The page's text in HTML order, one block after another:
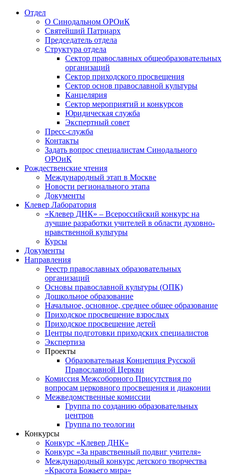
Отдел
О Синодальном ОРОиК
Святейший Патриарх
Председатель отдела
Структура отдела
Сектор православных общеобразовательных
организаций
Сектор приходского просвещения
Сектор основ православной культуры
Канцелярия
Сектор мероприятий и конкурсов
Юридическая служба
Экспертный совет
Пресс-служба
Контакты
Задать вопрос специалистам Синодального
ОРОиК
Рождественские чтения
Международный этап в Москве
Новости регионального этапа
Документы
Клевер Лаборатория
«Клевер ДНК» – Всероссийский конкурс на
лучшие разработки учителей в области духовно-
нравственной культуры
Курсы
Документы
Направления
Реестр православных образовательных
организаций
Основы православной культуры (ОПК)
Дошкольное образование
Начальное, основное, среднее общее образование
Приходское просвещение взрослых
Приходское просвещение детей
Центры подготовки приходских специалистов
Экспертиза
Проекты
Образовательная Концепция Русской
Православной Церкви
Комиссия Межсоборного Присутствия по
вопросам церковного просвещения и диаконии
Межведомственные комиссии
Группа по созданию образовательных
центров
Группа по теологии
Конкурсы
Конкурс «Клевер ДНК»
Конкурс «За нравственный подвиг учителя»
Международный конкурс детского творчества
«Красота Божьего мира»